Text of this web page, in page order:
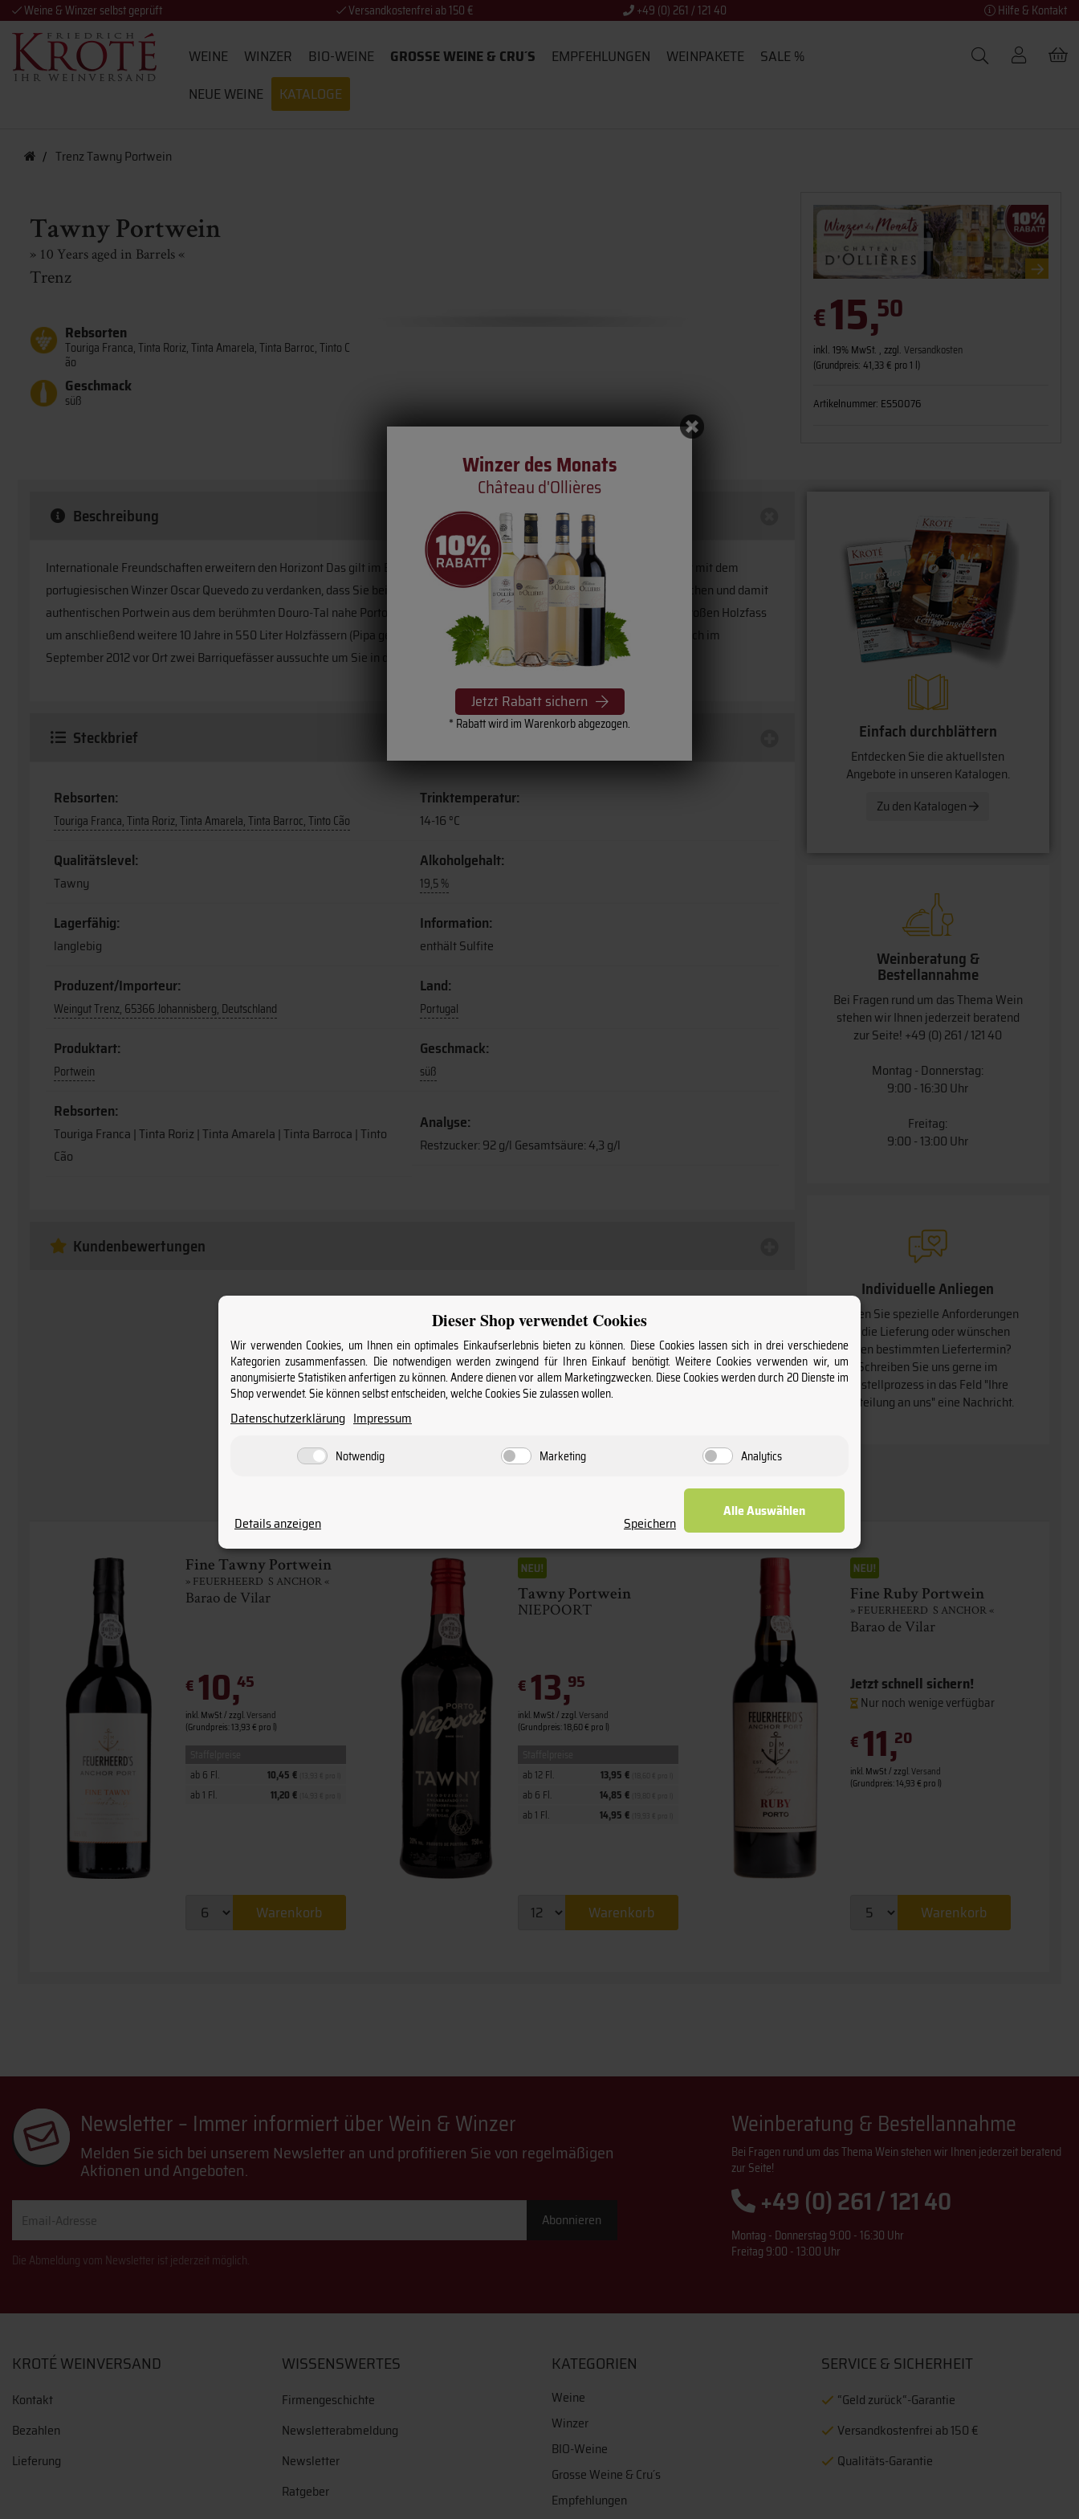
Winzer des Monats
Château d'Ollières
Jetzt Rabatt sichern
* Rabatt wird im Warenkorb abgezogen.
Weine & Winzer selbst geprüft Versandkostenfrei ab 150 € +49 (0) 261 / 121 40 Hilfe & Kontakt
WEINE WINZER BIO-WEINE GROSSE WEINE & CRU´S EMPFEHLUNGEN WEINPAKETE
SALE %
NEUE WEINE
KATALOGE
Trenz Tawny Portwein
Tawny Portwein
» 10 Years aged in Barrels «
Trenz
Rebsorten
Touriga Franca, Tinta Roriz, Tinta Amarela, Tinta Barroc, Tinto C
ão
Geschmack
süß
€15,50
inkl. 19% MwSt. , zzgl. Versandkosten
(Grundpreis: 41,33 € pro 1 l)
Artikelnummer: ES50076
Beschreibung
Internationale Freundschaften erweitern den Horizont Das gilt im Besonderen für die Welt des Weines. Es ist der Freundschaft mit dem
portugiesischen Winzer Oscar Quevedo zu verdanken, dass Sie bei uns im Weingut Trenz einen noch handwerklich ursprünglichen und damit
authentischen Portwein aus dem berühmten Douro-Tal nahe Porto entdecken können. Dieser Tawny Port lagerte 2 Jahre im großen Holzfass
um anschließend weitere 10 Jahre in 550 Liter Holzfässern (Pipa genannt) zu reifen, bevor Michael Trenz sich bei seinem Besuch im
September 2012 vor Ort zwei Barriquefässer aussuchte um Sie in den Rheingau mitzubringen.
Steckbrief
Rebsorten:
Touriga Franca, Tinta Roriz, Tinta Amarela, Tinta Barroc, Tinto Cão
Trinktemperatur:
14-16 °C
Qualitätslevel:
Tawny
Alkoholgehalt:
19,5 %
Lagerfähig:
langlebig
Information:
enthält Sulfite
Produzent/Importeur:
Weingut Trenz, 65366 Johannisberg, Deutschland
Land:
Portugal
Produktart:
Portwein
Geschmack:
süß
Rebsorten:
Touriga Franca | Tinta Roriz | Tinta Amarela | Tinta Barroca | Tinto
Cão
Analyse:
Restzucker: 92 g/l Gesamtsäure: 4,3 g/l
Kundenbewertungen
Einfach durchblättern
Entdecken Sie die aktuellsten
Angebote in unseren Katalogen.
Zu den Katalogen
Weinberatung &
Bestellannahme
Bei Fragen rund um das Thema Wein
stehen wir Ihnen jederzeit beratend
zur Seite! +49 (0) 261 / 121 40
Montag - Donnerstag:
9:00 - 16:30 Uhr
Freitag:
9:00 - 13:00 Uhr
Individuelle Anliegen
Haben Sie spezielle Anforderungen
an die Lieferung oder wünschen
einen bestimmten Liefertermin
Schreiben Sie uns gerne im
Bestellprozess in das Feld "Ihre
Mitteilung an uns" eine Nachricht.
Fine Tawny Portwein
» FEUERHEERD´S ANCHOR «
Barao de Vilar
€ 10,45
inkl. MwSt. / zzgl.Versand
(Grundpreis: 13,93 € pro l)
ab 1 Fl. 11,20 €
ab 6 Fl. 10,45 €
Warenkorb
Tawny Portwein
NIEPOORT
€ 13,95
inkl. MwSt. / zzgl.Versand
(Grundpreis: 18,60 € pro l)
ab 1 Fl. 14,95 €
ab 6 Fl. 14,85 €
ab 12 Fl. 13,95 €
Warenkorb
Fine Ruby Portwein
» FEUERHEERD´S ANCHOR «
Barao de Vilar
Jetzt schnell sichern!
Nur noch wenige verfügbar
€ 11,20
inkl. MwSt. / zzgl.Versand
(Grundpreis: 14,93 € pro l)
Warenkorb
Newsletter – Immer informiert über Wein & Winzer
Melden Sie sich bei unserem Newsletter an und profitieren Sie von regelmäßigen
Aktionen und Angeboten.
Adresse
Abonnieren
Die Abmeldung vom Newsletter ist jederzeit möglich.
Weinberatung & Bestellannahme
Bei Fragen rund um das Thema Wein stehen wir Ihnen jederzeit beratend
zur Seite!
+49 (0) 261 / 121 40
Montag - Donnerstag 9:00 - 16:30 Uhr
Freitag 9:00 - 13:00 Uhr
KROTÉ WEINVERSAND
Kontakt
Bezahlen
Lieferung
WISSENSWERTES
Firmengeschichte
Newsletterabmeldung
Newsletter
Ratgeber
KATEGORIEN
Weine
Winzer
BIO-Weine
Grosse Weine & Cru´s
Empfehlungen
SERVICE & SICHERHEIT
“Geld zurück“-Garantie
Versandkostenfrei ab 150 €
Qualitäts-Garantie
Dieser Shop verwendet Cookies
Wir verwenden Cookies, um Ihnen ein optimales Einkaufserlebnis bieten zu können. Diese Cookies lassen sich in drei verschiedene
Kategorien zusammenfassen. Die notwendigen werden zwingend für Ihren Einkauf benötigt. Weitere Cookies verwenden wir, um
anonymisierte Statistiken anfertigen zu können. Andere dienen vor allem Marketingzwecken. Diese Cookies werden durch 20 Dienste im
Shop verwendet. Sie können selbst entscheiden, welche Cookies Sie zulassen wollen.
Datenschutzerklärung Impressum
Notwendig Marketing Analytics
Details anzeigen Speichern
Alle Auswählen